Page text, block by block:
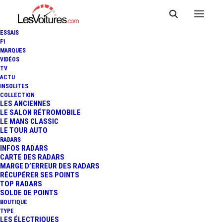
ESSAIS
F1
MARQUES
VIDÉOS
TV
ACTU
INSOLITES
COLLECTION
LES ANCIENNES
LE SALON RÉTROMOBILE
LE MANS CLASSIC
LE TOUR AUTO
RADARS
INFOS RADARS
CARTE DES RADARS
MARGE D’ERREUR DES RADARS
RÉCUPÉRER SES POINTS
TOP RADARS
SOLDE DE POINTS
BOUTIQUE
TYPE
LES ÉLECTRIQUES
14 mars 2017
PRÉSIDENTIELLE 2017 :